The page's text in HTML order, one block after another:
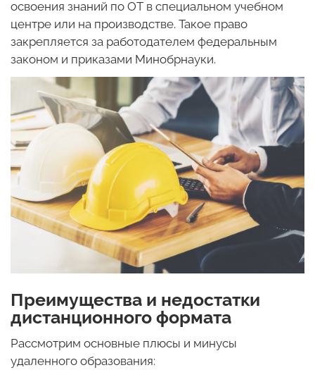
освоения знаний по ОТ в специальном учебном
центре или на производстве. Такое право
закрепляется за работодателем федеральным
законом и приказами Минобрнауки.
Преимущества и недостатки
дистанционного формата
Рассмотрим основные плюсы и минусы
удаленного образования: